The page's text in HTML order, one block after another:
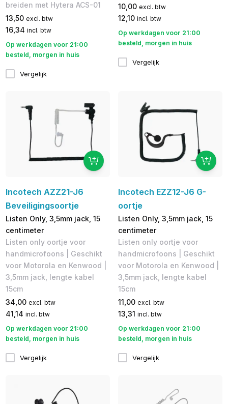
breiden met Hytera ACS-01
13,50 excl. btw
16,34 incl. btw
Op werkdagen voor 21:00
besteld, morgen in huis
Vergelijk
10,00 excl. btw
12,10 incl. btw
Op werkdagen voor 21:00
besteld, morgen in huis
Vergelijk
Incotech AZZ21-J6
Beveiligingsoortje
Listen Only, 3,5mm jack, 15
centimeter
Listen only oortje voor
handmicrofoons | Geschikt
voor Motorola en Kenwood |
3,5mm jack, lengte kabel
15cm
34,00 excl. btw
41,14 incl. btw
Op werkdagen voor 21:00
besteld, morgen in huis
Vergelijk
Incotech EZZ12-J6 G-
oortje
Listen Only, 3,5mm jack, 15
centimeter
Listen only oortje voor
handmicrofoons | Geschikt
voor Motorola en Kenwood |
3,5mm jack, lengte kabel
15cm
11,00 excl. btw
13,31 incl. btw
Op werkdagen voor 21:00
besteld, morgen in huis
Vergelijk